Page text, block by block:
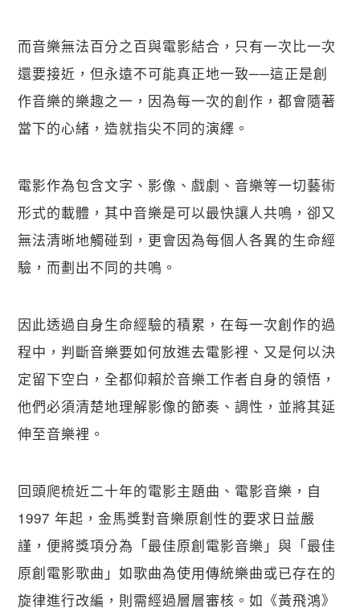
而音樂無法百分之百與電影結合，只有一次比一次
還要接近，但永遠不可能真正地一致──這正是創
作音樂的樂趣之一，因為每一次的創作，都會隨著
當下的心緒，造就指尖不同的演繹。
電影作為包含文字、影像、戲劇、音樂等一切藝術
形式的載體，其中音樂是可以最快讓人共鳴，卻又
無法清晰地觸碰到，更會因為每個人各異的生命經
驗，而劃出不同的共鳴。
因此透過自身生命經驗的積累，在每一次創作的過
程中，判斷音樂要如何放進去電影裡、又是何以決
定留下空白，全都仰賴於音樂工作者自身的領悟，
他們必須清楚地理解影像的節奏、調性，並將其延
伸至音樂裡。
回頭爬梳近二十年的電影主題曲、電影音樂，自
1997 年起，金馬獎對音樂原創性的要求日益嚴
謹，便將獎項分為「最佳原創電影音樂」與「最佳
原創電影歌曲」如歌曲為使用傳統樂曲或已存在的
旋律進行改編，則需經過層層審核。如《黃飛鴻》